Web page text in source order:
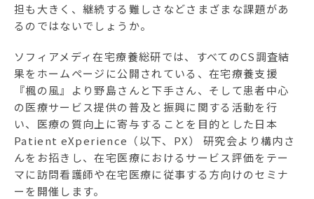
担も大きく、継続する難しさなどさまざまな課題があ
るのではないでしょうか。
ソフィアメディ在宅療養総研では、すべてのCS調査結
果をホームページに公開されている、在宅療養支援
『楓の風』より野島さんと下手さん、そして患者中心
の医療サービス提供の普及と振興に関する活動を行
い、医療の質向上に寄与することを目的とした日本
Patient eXperience（以下、PX） 研究会より構内さ
んをお招きし、在宅医療におけるサービス評価をテー
マに訪問看護師や在宅医療に従事する方向けのセミナ
ーを開催します。